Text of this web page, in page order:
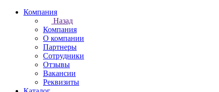
Компания
Назад
Компания
О компании
Партнеры
Сотрудники
Отзывы
Вакансии
Реквизиты